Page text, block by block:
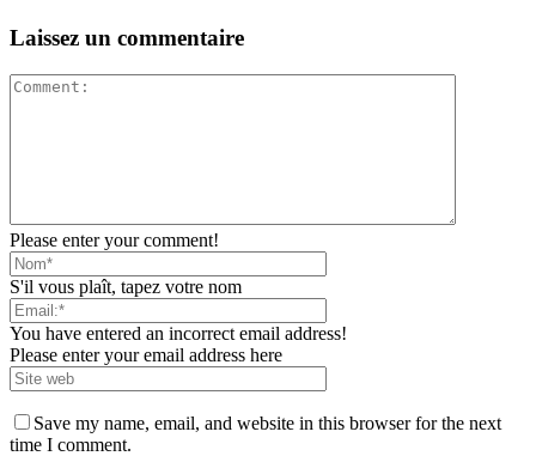
Laissez un commentaire
Please enter your comment!
S'il vous plaît, tapez votre nom
You have entered an incorrect email address!
Please enter your email address here
Save my name, email, and website in this browser for the next
time I comment.